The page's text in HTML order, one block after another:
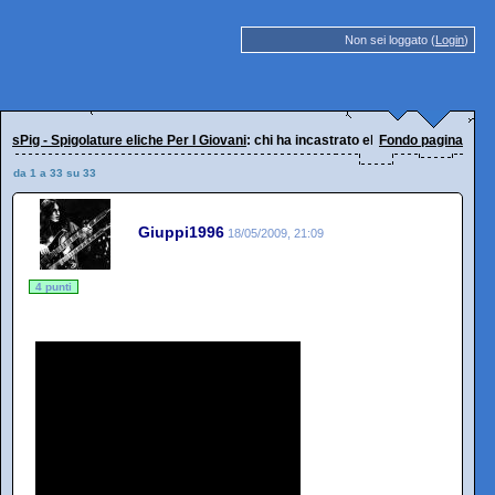
Non sei loggato (Login)
sPig - Spigolature eliche Per I Giovani: chi ha incastrato elio e le storie tese
Fondo pagina
da 1 a 33 su 33
Giuppi1996 18/05/2009, 21:09
4 punti